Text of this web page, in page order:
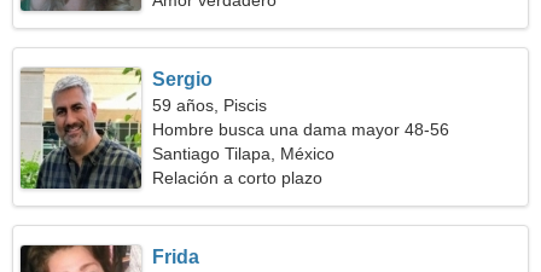
Sergio
59 años, Piscis
Hombre busca una dama mayor 48-56
Santiago Tilapa, México
Relación a corto plazo
Frida